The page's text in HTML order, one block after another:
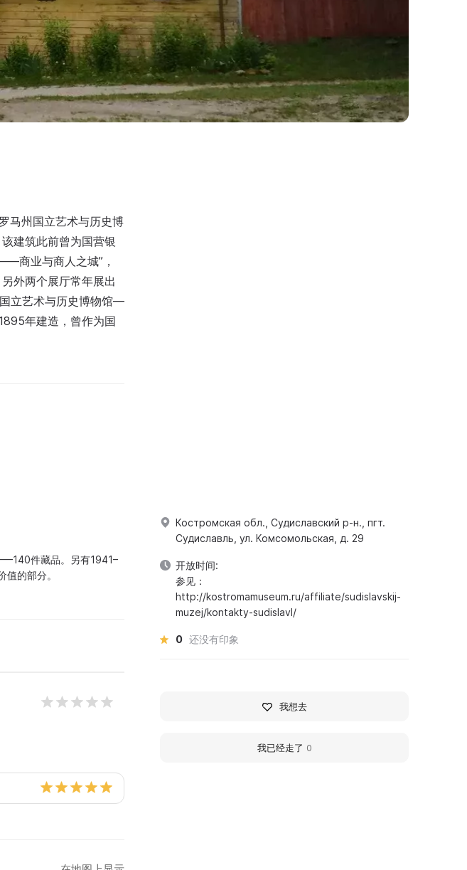
马州国立艺术与历史博
建筑此前曾为国营银
商业与商人之城”，
外两个展厅常年展出
立艺术与历史博物馆—
年建造，曾作为国
件藏品。另有1941–
的部分。
Костромская обл., Судиславский р-н., пгт.
Судиславль, ул. Комсомольская, д. 29
开放时间:
参见：
http://kostromamuseum.ru/affiliate/sudislavskij-
muzej/kontakty-sudislavl/
0 还没有印象
我想去
我已经走了 0